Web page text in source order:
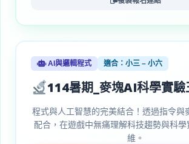
AI與邏輯程式 適合：小三 – 小六
114暑期_麥塊AI科學實驗
程式與人工智慧的完美結合！透過指令與
配合，在遊戲中無痛理解科技趨勢與科
維。